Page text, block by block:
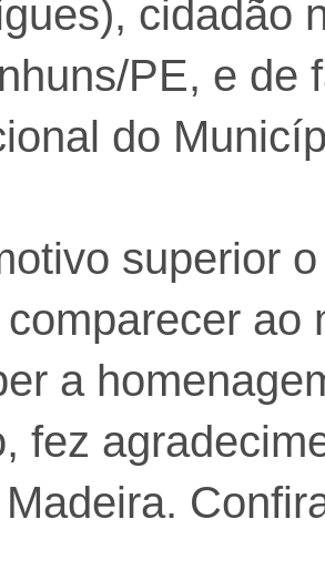
cidadão
PE, e de
do
superior
ao
a
fez
Madeira.